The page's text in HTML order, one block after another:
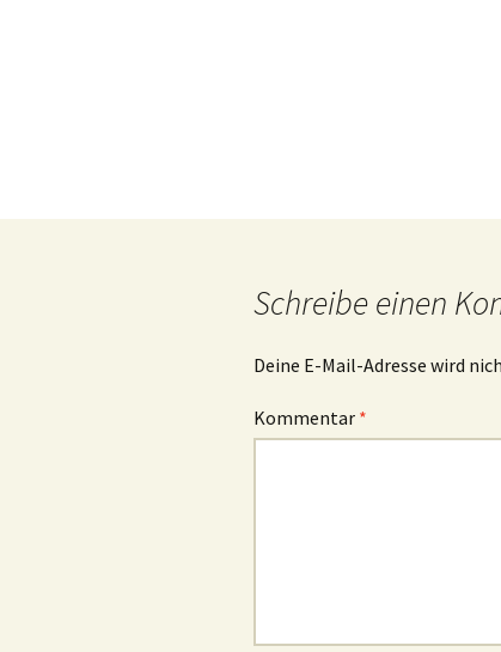
Schreibe einen
Deine E-Mail-Adresse wird
Kommentar *